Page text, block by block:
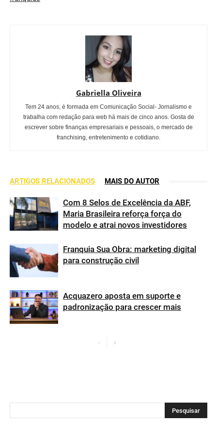
Gabriella Oliveira
Tem 24 anos, é formada em Comunicação Social- Jornalismo e
trabalha com redação para web há mais de cinco anos. Gosta de
escrever sobre finanças empresariais e pessoais, o mercado de
franchising, entretenimento e cotidiano.
ARTIGOS RELACIONADOS MAIS DO AUTOR
Com 8 Selos de Excelência da ABF,
Maria Brasileira reforça força do
modelo e atrai novos investidores
Franquia Sua Obra: marketing digital
para construção civil
Acquazero aposta em suporte e
padronização para crescer mais